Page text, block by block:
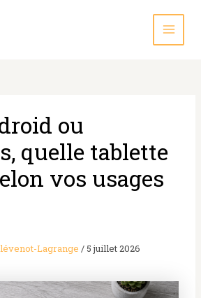
ou
quelle tablette
vos usages
Lagrange / 5 juillet 2026